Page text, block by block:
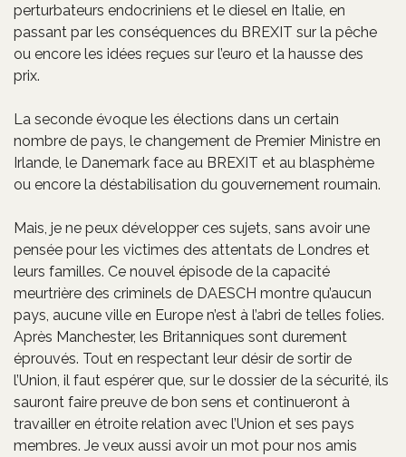
perturbateurs endocriniens et le diesel en Italie, en
passant par les conséquences du BREXIT sur la pêche
ou encore les idées reçues sur l’euro et la hausse des
prix.
La seconde évoque les élections dans un certain
nombre de pays, le changement de Premier Ministre en
Irlande, le Danemark face au BREXIT et au blasphème
ou encore la déstabilisation du gouvernement roumain.
Mais, je ne peux développer ces sujets, sans avoir une
pensée pour les victimes des attentats de Londres et
leurs familles. Ce nouvel épisode de la capacité
meurtrière des criminels de DAESCH montre qu’aucun
pays, aucune ville en Europe n’est à l’abri de telles folies.
Après Manchester, les Britanniques sont durement
éprouvés. Tout en respectant leur désir de sortir de
l’Union, il faut espérer que, sur le dossier de la sécurité, ils
sauront faire preuve de bon sens et continueront à
travailler en étroite relation avec l’Union et ses pays
membres. Je veux aussi avoir un mot pour nos amis